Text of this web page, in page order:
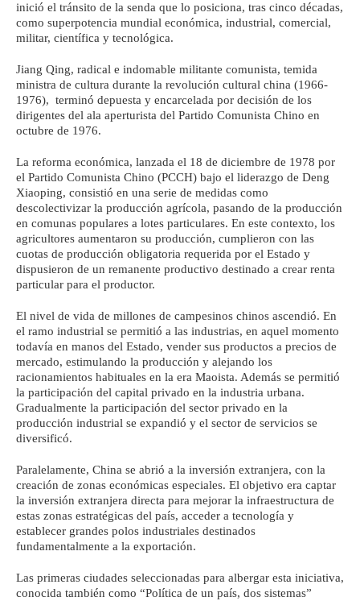
inició el tránsito de la senda que lo posiciona, tras cinco décadas,
como superpotencia mundial económica, industrial, comercial,
militar, científica y tecnológica.
Jiang Qing, radical e indomable militante comunista, temida
ministra de cultura durante la revolución cultural china (1966-
1976), terminó depuesta y encarcelada por decisión de los
dirigentes del ala aperturista del Partido Comunista Chino en
octubre de 1976.
La reforma económica, lanzada el 18 de diciembre de 1978 por
el Partido Comunista Chino (PCCH) bajo el liderazgo de Deng
Xiaoping, consistió en una serie de medidas como
descolectivizar la producción agrícola, pasando de la producción
en comunas populares a lotes particulares. En este contexto, los
agricultores aumentaron su producción, cumplieron con las
cuotas de producción obligatoria requerida por el Estado y
dispusieron de un remanente productivo destinado a crear renta
particular para el productor.
El nivel de vida de millones de campesinos chinos ascendió. En
el ramo industrial se permitió a las industrias, en aquel momento
todavía en manos del Estado, vender sus productos a precios de
mercado, estimulando la producción y alejando los
racionamientos habituales en la era Maoista. Además se permitió
la participación del capital privado en la industria urbana.
Gradualmente la participación del sector privado en la
producción industrial se expandió y el sector de servicios se
diversificó.
Paralelamente, China se abrió a la inversión extranjera, con la
creación de zonas económicas especiales. El objetivo era captar
la inversión extranjera directa para mejorar la infraestructura de
estas zonas estratégicas del país, acceder a tecnología y
establecer grandes polos industriales destinados
fundamentalmente a la exportación.
Las primeras ciudades seleccionadas para albergar esta iniciativa,
conocida también como “Política de un país, dos sistemas”